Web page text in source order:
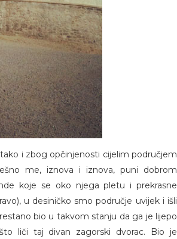
i zbog opčinjenosti cijelim područjem
me, iznova i iznova, puni dobrom
koje se oko njega pletu i prekrasne
u desiničko smo područje uvijek i išli
bio u takvom stanju da ga je lijepo
liči taj divan zagorski dvorac. Bio je